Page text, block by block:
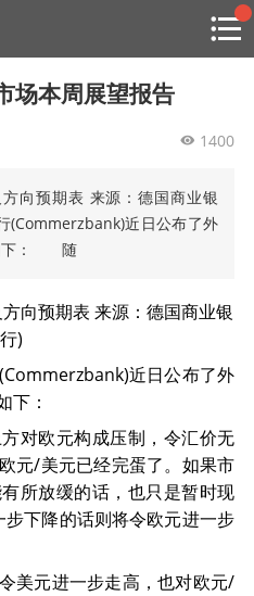
场本周展望报告
1400
向预期表 来源：德国商业银
近日公布了外
如下： 随
向预期表 来源：德国商业银
行)
近日公布了外
下：
欧元构成压制，令汇价无
元/美元已经完蛋了。如果市
所放缓的话，也只是暂时现
下降的话则将令欧元进一步
元进一步走高，也对欧元/
贸金说图
专家投稿
贸金招聘
信息平台）